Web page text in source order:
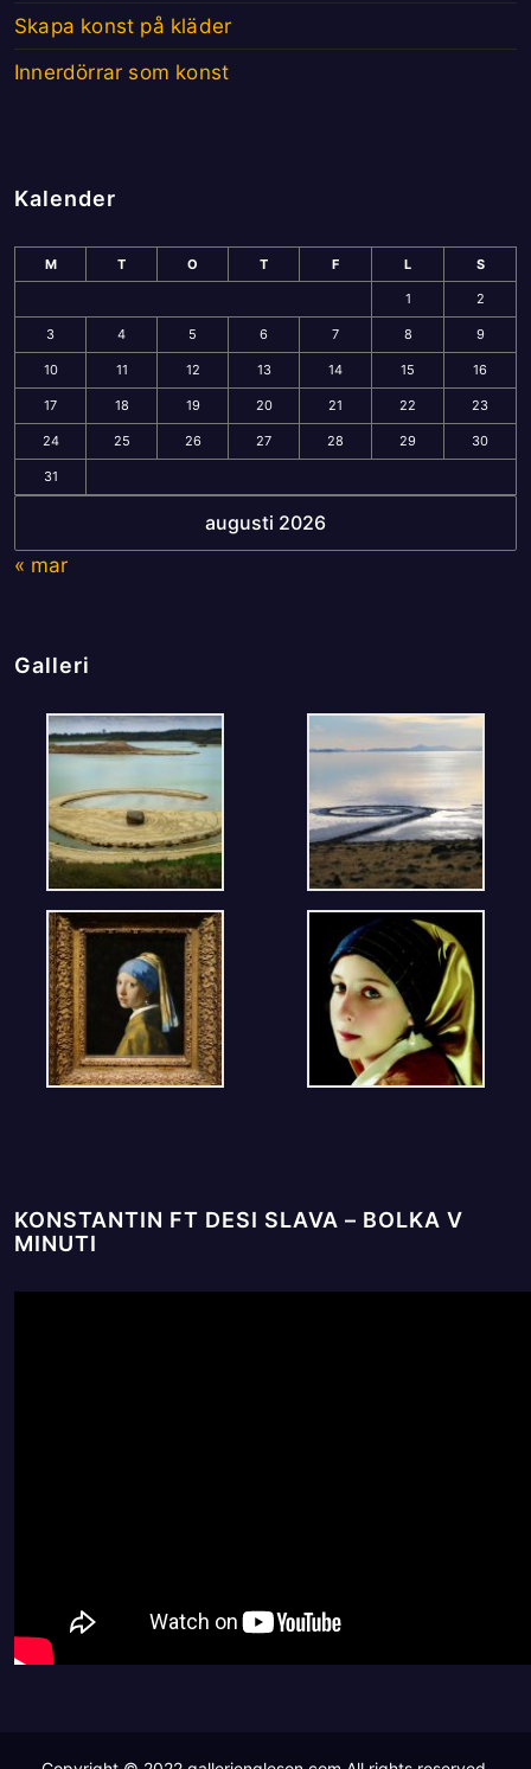
Skapa konst på kläder
Innerdörrar som konst
Kalender
augusti 2026
M T O T F L S
1 2
3 4 5 6 7 8 9
10 11 12 13 14 15 16
17 18 19 20 21 22 23
24 25 26 27 28 29 30
31
« mar
Galleri
KONSTANTIN FT DESI SLAVA – BOLKA V
MINUTI